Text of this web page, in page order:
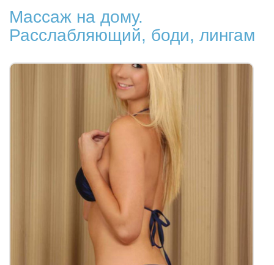
Массаж на дому.
Расслабляющий, боди, лингам